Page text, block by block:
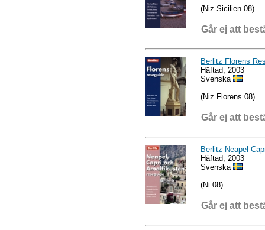
(Niz Sicilien.08)
Går ej att
Berlitz Florens
Häftad, 2003
Svenska
(Niz Florens.08)
Går ej att
Berlitz Neapel
Häftad, 2003
Svenska
(Ni.08)
Går ej att